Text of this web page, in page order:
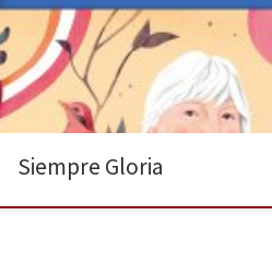
escribía e ilustraba sus propios cuentos y a
dejó la escuela, no sin antes haber sido
tres colegios por replicar a sus profesores.
Posteriormente, trabajó como contable
Siempre Gloria